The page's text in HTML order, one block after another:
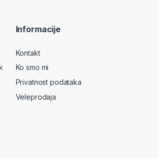
Informacije
Kontakt
Ko smo mi
Privatnost podataka
Veleprodaja